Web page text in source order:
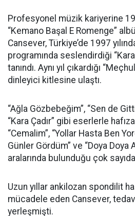
Profesyonel müzik kariyerine
“Kemano Başal E Romenge”
Cansever, Türkiye’de 1997
programında seslendirdiği
tanındı. Aynı yıl çıkardığı
dinleyici kitlesine ulaştı.
“Ağla Gözbebeğim”, “Sen de
“Kara Çadır” gibi eserlerle
“Cemalim”, “Yollar Hasta Ben
Günler Gördüm” ve “Doya Doya
aralarında bulunduğu çok
Uzun yıllar ankilozan spondilit
mücadele eden Cansever,
yerleşmişti.